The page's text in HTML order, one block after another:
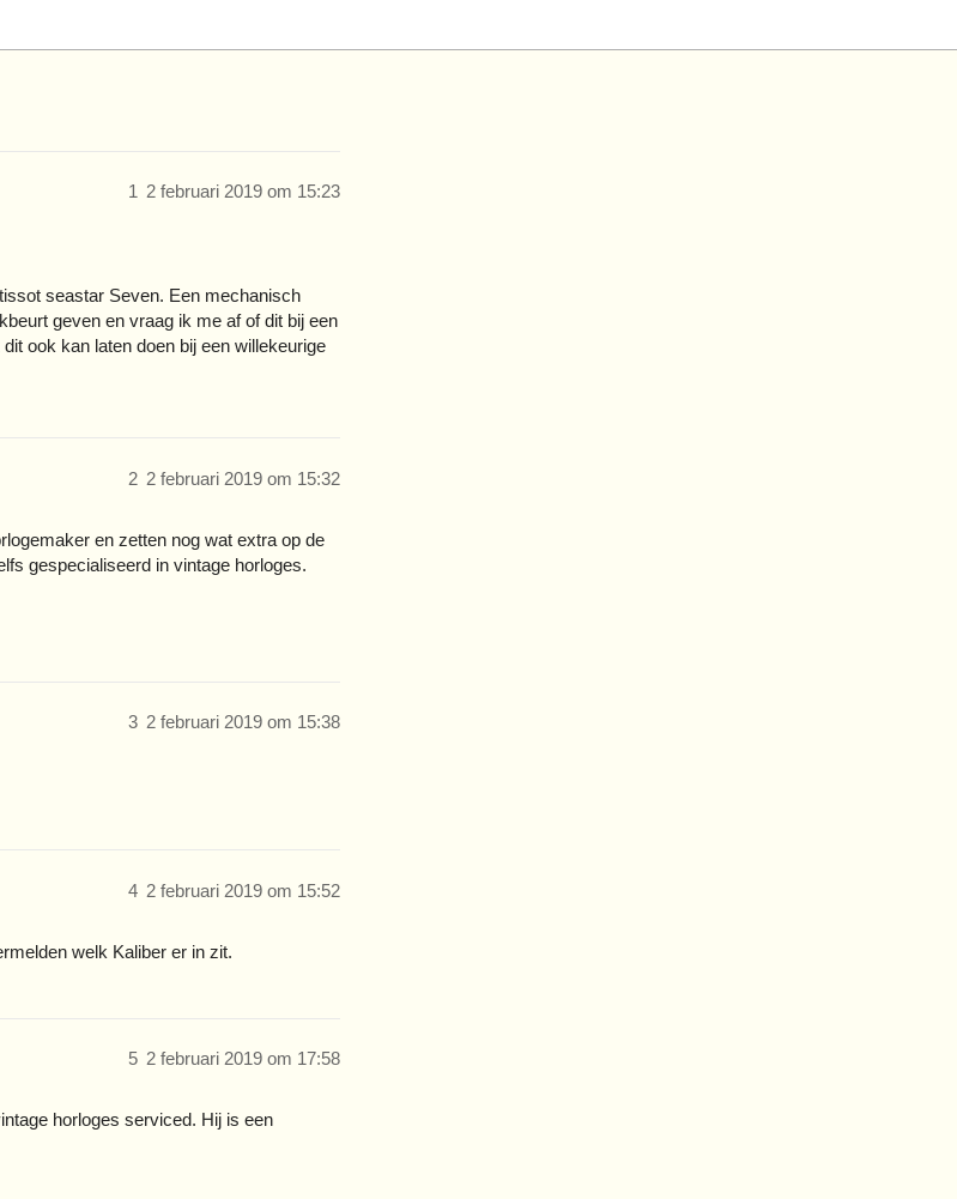
2 februari 2019 om 15:23
1
seastar Seven. Een mechanisch
geven en vraag ik me af of dit bij een
ook kan laten doen bij een willekeurige
2 februari 2019 om 15:32
2
en zetten nog wat extra op de
gespecialiseerd in vintage horloges.
2 februari 2019 om 15:38
3
2 februari 2019 om 15:52
4
welk Kaliber er in zit.
2 februari 2019 om 17:58
5
horloges serviced. Hij is een